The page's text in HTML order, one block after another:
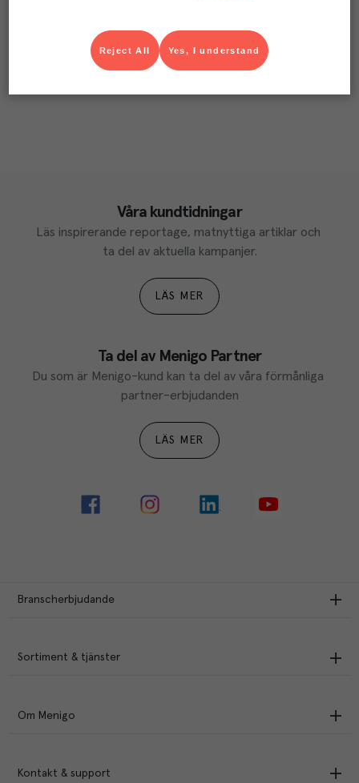
Våra kundtidningar
Läs inspirerande reportage, matnyttiga artiklar och
ta del av aktuella kampanjer.
LÄS MER
Ta del av Menigo Partner
Du som är Menigo-kund kan ta del av våra förmånliga
partner-erbjudanden
LÄS MER
Branscherbjudande
Sortiment & tjänster
Om Menigo
Kontakt & support
Yes, I understand
Reject All